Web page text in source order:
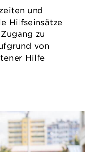
und
Hilfseinsätze
zu
von
Hilfe